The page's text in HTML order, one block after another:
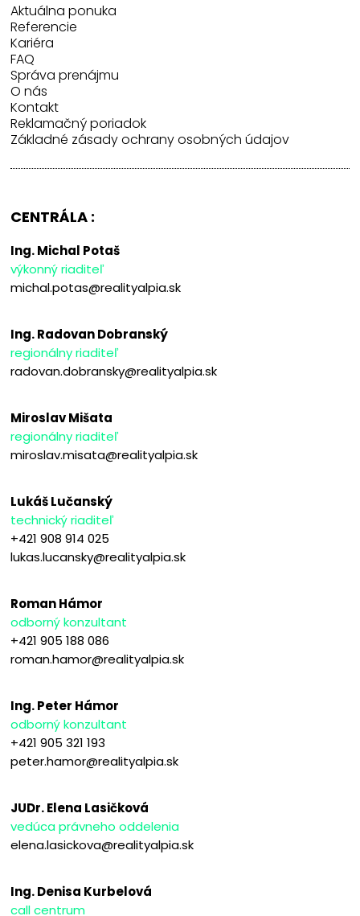
Aktuálna ponuka
Referencie
Kariéra
FAQ
Správa prenájmu
O nás
Kontakt
Reklamačný poriadok
Základné zásady ochrany osobných údajov
CENTRÁLA :
Ing. Michal Potaš
výkonný riaditeľ
michal.potas@realityalpia.sk
Ing. Radovan Dobranský
regionálny riaditeľ
radovan.dobransky@realityalpia.sk
Miroslav Mišata
regionálny riaditeľ
miroslav.misata@realityalpia.sk
Lukáš Lučanský
technický riaditeľ
+421 908 914 025
lukas.lucansky@realityalpia.sk
Roman Hámor
odborný konzultant
+421 905 188 086
roman.hamor@realityalpia.sk
Ing. Peter Hámor
odborný konzultant
+421 905 321 193
peter.hamor@realityalpia.sk
JUDr. Elena Lasičková
vedúca právneho oddelenia
elena.lasickova@realityalpia.sk
Ing. Denisa Kurbelová
call centrum